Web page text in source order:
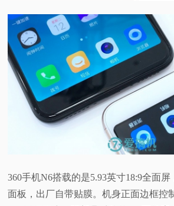
360手机N6搭载的是5.93英寸18:9全面屏
面板，出厂自带贴膜。机身正面边框控